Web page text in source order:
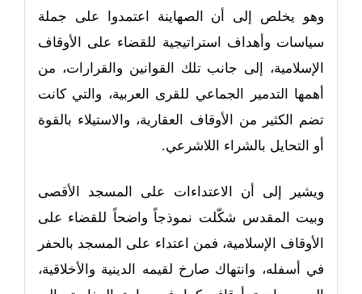
وهو يخلص إلى أن الصهاينة اعتمدوا على جملة
سياسات وأهداف استراتيجية للقضاء على الأوقاف
الإسلامية، إلى جانب تلك القوانين والقرارات، من
أهمها التدمير الجماعي للقرى العربية، والتي كانت
تضم الكثير من الأوقاف العقارية، والاستيلاء بالقوة
أو التحايل بالشراء اللاشرعي.
ويشير إلى أن الاعتداءات على المسجد الأقصى
وبيت المقدس شكّلت نموذجاً واضحاً للقضاء على
الأوقاف الإسلامية، فمن اعتداء على المسجد بالحفر
في أسفله، وانتهاك صارخ لقيمه الدينية والأخلاقية،